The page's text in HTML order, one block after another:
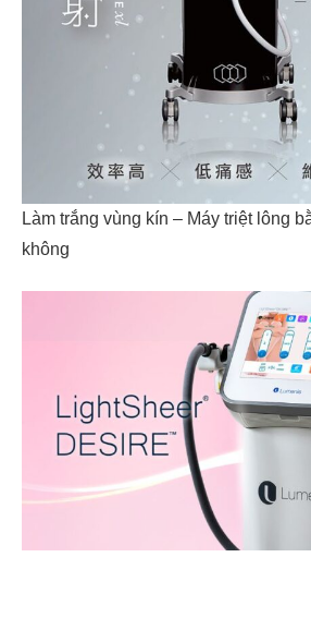
Làm trắng vùng kín – Máy triệt lông
không